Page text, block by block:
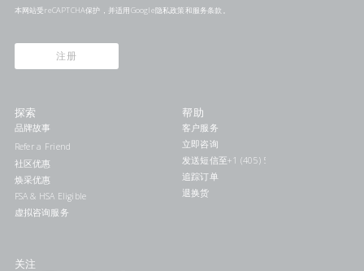
本网站受reCAPTCHA保护，并适用Google隐私政策和服务条款 。
注册
探索
品牌故事
Refer a Friend
社区优惠
焕采优惠
FSA & HSA Eligible
虚拟咨询服务
帮助
客户服务
立即咨询
发送短信至+1 (405) 578-7046联系我们
追踪订单
退换货
关注